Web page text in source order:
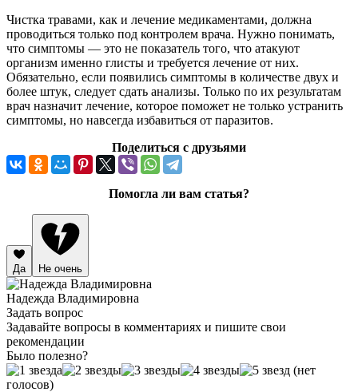
Чистка травами, как и лечение медикаментами, должна
проводиться только под контролем врача. Нужно понимать,
что симптомы — это не показатель того, что атакуют
организм именно глисты и требуется лечение от них.
Обязательно, если появились симптомы в количестве двух и
более штук, следует сдать анализы. Только по их результатам
врач назначит лечение, которое поможет не только устранить
симптомы, но навсегда избавиться от паразитов.
Поделиться с друзьями
Помогла ли вам статья?
Да Не очень
Надежда Владимировна
Задать вопрос
Задавайте вопросы в комментариях и пишите свои
рекомендации
Было полезно?
(нет
голосов)